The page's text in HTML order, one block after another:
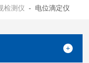
检测仪 - 电位滴定仪